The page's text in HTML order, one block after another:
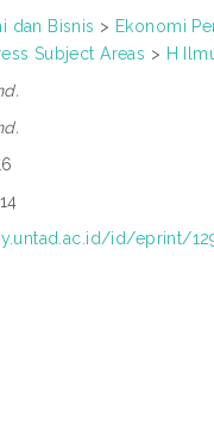
dan Bisnis > Ekonomi
Subject Areas > H
id/eprint/